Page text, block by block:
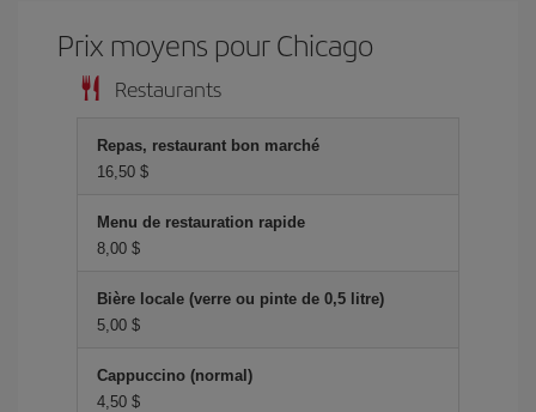
Prix ​​moyens pour Chicago
Restaurants
Repas, restaurant bon marché
16,50 $
Menu de restauration rapide
8,00 $
Bière locale (verre ou pinte de 0,5 litre)
5,00 $
Cappuccino (normal)
4,50 $